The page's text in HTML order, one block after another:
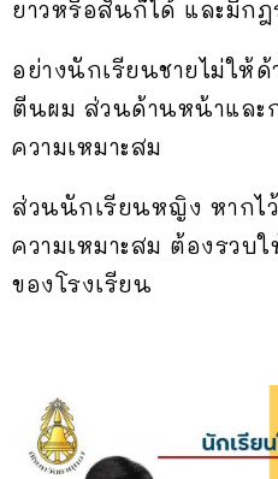
ยาวหรือสั้นก็ได้ และมีก
อย่างนักเรียนชายไม่ให้
ตีนผม ส่วนด้านหน้าและ
ความเหมาะสม
ส่วนนักเรียนหญิง หากไว้
ความเหมาะสม ต้องรวบ
ของโรงเรียน